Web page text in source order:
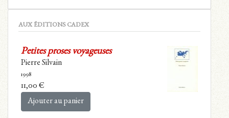
AUX ÉDITIONS CADEX
Petites proses voyageuses
Pierre Silvain
1998
11,00 €
Ajouter au panier